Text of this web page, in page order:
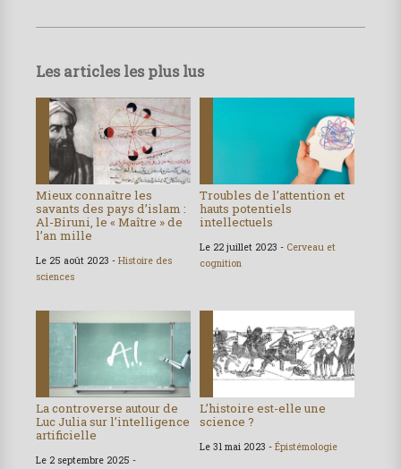
Les articles les plus lus
Mieux connaître les
savants des pays d’islam :
Al-Biruni, le « Maître » de
l’an mille
Le 25 août 2023 - Histoire des
sciences
Troubles de l’attention et
hauts potentiels
intellectuels
Le 22 juillet 2023 - Cerveau et
cognition
La controverse autour de
Luc Julia sur l’intelligence
artificielle
Le 2 septembre 2025 -
L’histoire est-elle une
science ?
Le 31 mai 2023 - Épistémologie